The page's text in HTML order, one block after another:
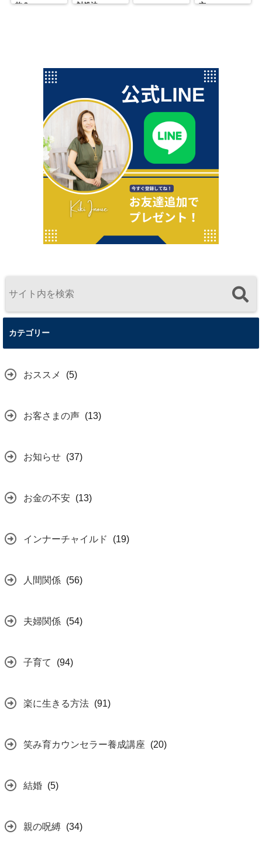
故？
対処法
方
カテゴリー
おススメ (5)
お客さまの声 (13)
お知らせ (37)
お金の不安 (13)
インナーチャイルド (19)
人間関係 (56)
夫婦関係 (54)
子育て (94)
楽に生きる方法 (91)
笑み育カウンセラー養成講座 (20)
結婚 (5)
親の呪縛 (34)